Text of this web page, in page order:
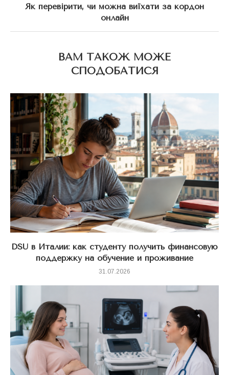
Як перевірити, чи можна виїхати за кордон
онлайн
ВАМ ТАКОЖ МОЖЕ
СПОДОБАТИСЯ
DSU в Италии: как студенту получить финансовую
поддержку на обучение и проживание
31.07.2026